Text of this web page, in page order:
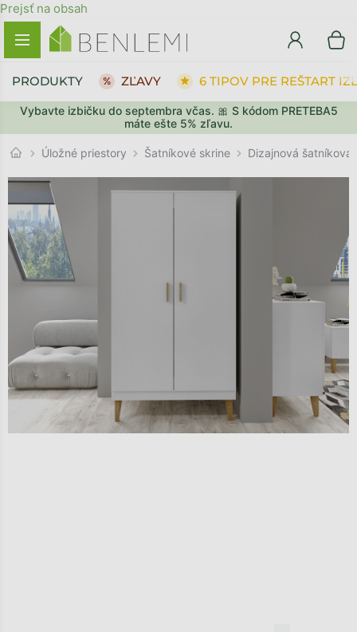
Prejsť na obsah
Vybavte izbičku do septembra včas. 🎀 S kódom PRETEBA5
máte ešte 5% zľavu.
PRODUKTY ZĽAVY 6 TIPOV PRE REŠTART
Úložné priestory Šatníkové skrine Dizajnová šatníková
SPÄŤ DO OBCHODU PREJSŤ DO KOŠÍKA
SPÄŤ DO OBCHODU PREJSŤ DO KOŠÍKA